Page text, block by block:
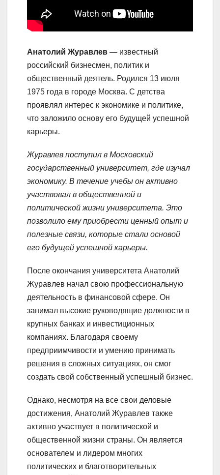
Анатолий Журавлев — известный
российский бизнесмен, политик и
общественный деятель. Родился 13 июля
1975 года в городе Москва. С детства
проявлял интерес к экономике и политике,
что заложило основу его будущей успешной
карьеры.
Журавлев поступил в Московский
государственный университет, где изучал
экономику. В течение учебы он активно
участвовал в общественной и
политической жизни университета. Это
позволило ему приобрести ценный опыт и
полезные связи, которые стали основой
его будущей успешной карьеры.
После окончания университета Анатолий
Журавлев начал свою профессиональную
деятельность в финансовой сфере. Он
занимал высокие руководящие должности в
крупных банках и инвестиционных
компаниях. Благодаря своему
предприимчивости и умению принимать
решения в сложных ситуациях, он смог
создать свой собственный успешный бизнес.
Однако, несмотря на все свои деловые
достижения, Анатолий Журавлев также
активно участвует в политической и
общественной жизни страны. Он является
основателем и лидером многих
политических и благотворительных